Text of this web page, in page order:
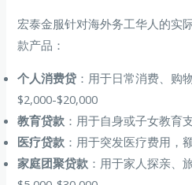
宏泰金服针对海外务工华人的实
款产品：
个人消费贷 ：用于日常消费、购
$2,000-$20,000
教育贷款 ：用于自身或子女教育
医疗贷款 ：用于突发医疗费用，
家庭团聚贷款 ：用于家人探亲、